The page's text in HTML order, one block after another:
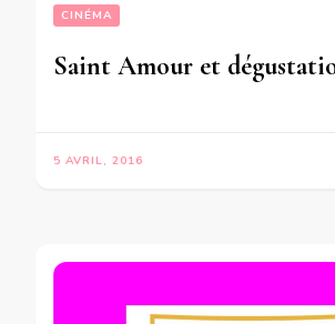
CINÉMA
Saint Amour et
5 AVRIL, 2016